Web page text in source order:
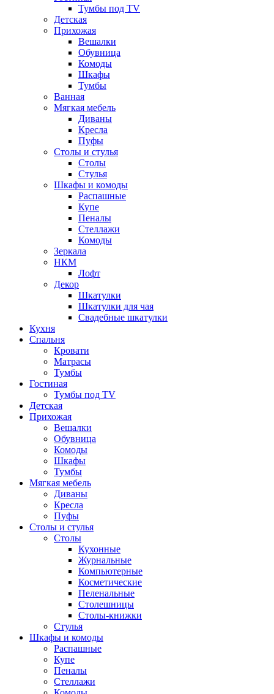
Тумбы под TV
Детская
Прихожая
Вешалки
Обувница
Комоды
Шкафы
Тумбы
Ванная
Мягкая мебель
Диваны
Кресла
Пуфы
Столы и стулья
Столы
Стулья
Шкафы и комоды
Распашные
Купе
Пеналы
Стеллажи
Комоды
Зеркала
НКМ
Лофт
Декор
Шкатулки
Шкатулки для чая
Свадебные шкатулки
Кухня
Спальня
Кровати
Матрасы
Тумбы
Гостиная
Тумбы под TV
Детская
Прихожая
Вешалки
Обувница
Комоды
Шкафы
Тумбы
Мягкая мебель
Диваны
Кресла
Пуфы
Столы и стулья
Столы
Кухонные
Журнальные
Компьютерные
Косметические
Пеленальные
Столешницы
Столы-книжки
Стулья
Шкафы и комоды
Распашные
Купе
Пеналы
Стеллажи